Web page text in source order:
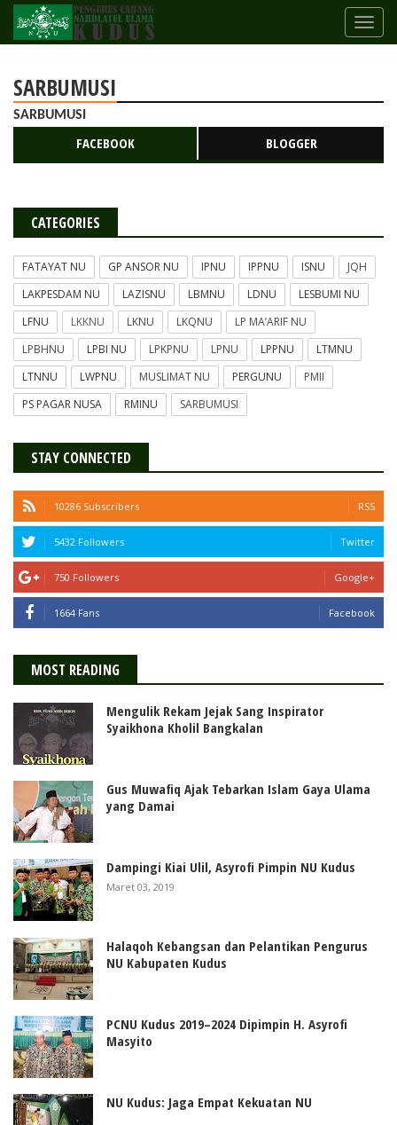
SARBUMUSI
SARBUMUSI
FACEBOOK BLOGGER
CATEGORIES
FATAYAT NU GP ANSOR NU IPNU IPPNU ISNU
JQH
LAKPESDAM NU
LAZISNU LBMNU LDNU
LESBUMI NU
LFNU
LKKNU LKNU LKQNU
LP MA’ARIF NU
LPBHNU
LPBI NU LPKPNU LPNU LPPNU
LTMNU
LTNNU
LWPNU MUSLIMAT NU PERGUNU
PMII
PS PAGAR NUSA
RMINU SARBUMUSI
STAY CONNECTED
10286 Subscribers RSS
5432 Followers Twitter
750 Followers Google+
1664 Fans Facebook
MOST READING
Mengulik Rekam Jejak Sang Inspirator
Syaikhona Kholil Bangkalan
Gus Muwafiq Ajak Tebarkan Islam Gaya Ulama
yang Damai
Dampingi Kiai Ulil, Asyrofi Pimpin NU Kudus
Maret 03, 2019
Halaqoh Kebangsan dan Pelantikan Pengurus
NU Kabupaten Kudus
PCNU Kudus 2019–2024 Dipimpin H. Asyrofi
Masyito
NU Kudus: Jaga Empat Kekuatan NU